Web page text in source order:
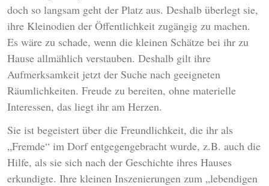
doch so langsam geht der Platz aus. Deshalb überlegt sie,
ihre Kleinodien der Öffentlichkeit zugängig zu machen.
Es wäre zu schade, wenn die kleinen Schätze bei ihr zu
Hause allmählich verstauben. Deshalb gilt ihre
Aufmerksamkeit jetzt der Suche nach geeigneten
Räumlichkeiten. Freude zu bereiten, ohne materielle
Interessen, das liegt ihr am Herzen.
Sie ist begeistert über die Freundlichkeit, die ihr als
„Fremde“ im Dorf entgegengebracht wurde, z.B. auch die
Hilfe, als sie sich nach der Geschichte ihres Hauses
erkundigte. Ihre kleinen Inszenierungen zum „lebendigen